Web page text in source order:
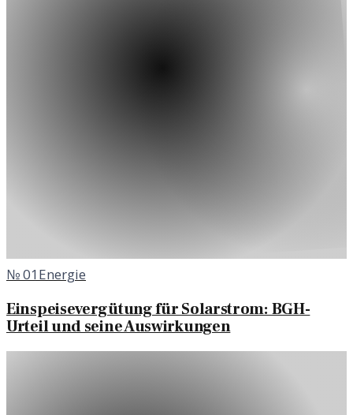
№01Energie
Einspeisevergütung für Solarstrom: BGH-
Urteil und seine Auswirkungen